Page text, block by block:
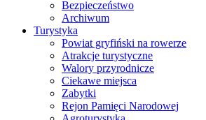
Bezpieczeństwo
Archiwum
Turystyka
Powiat gryfiński na rowerze
Atrakcje turystyczne
Walory przyrodnicze
Ciekawe miejsca
Zabytki
Rejon Pamięci Narodowej